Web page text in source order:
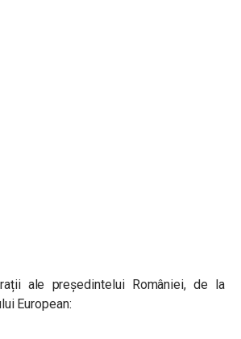
ale președintelui României, de la
European: